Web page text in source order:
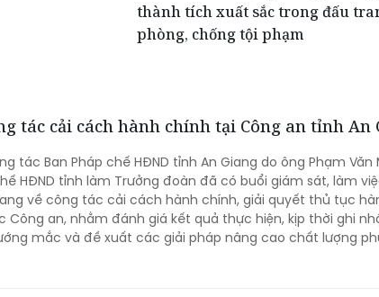
thành tích xuất sắc trong đấu
phòng, chống tội phạm
tác cải cách hành chính tại Công an tỉnh An
tác Ban Pháp chế HĐND tỉnh An Giang do ông Phạm Văn
HĐND tỉnh làm Trưởng đoàn đã có buổi giám sát, làm
về công tác cải cách hành chính, giải quyết thủ tục
Công an, nhằm đánh giá kết quả thực hiện, kịp thời ghi
mắc và đề xuất các giải pháp nâng cao chất lượng